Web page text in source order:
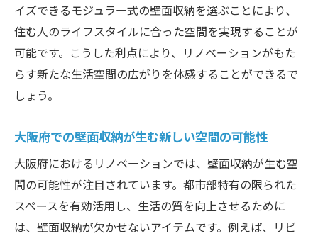
イズできるモジュラー式の壁面収納を選ぶことにより、
住む人のライフスタイルに合った空間を実現することが
可能です。こうした利点により、リノベーションがもた
らす新たな生活空間の広がりを体感することができるで
しょう。
大阪府での壁面収納が生む新しい空間の可能性
大阪府におけるリノベーションでは、壁面収納が生む空
間の可能性が注目されています。都市部特有の限られた
スペースを有効活用し、生活の質を向上させるために
は、壁面収納が欠かせないアイテムです。例えば、リビ